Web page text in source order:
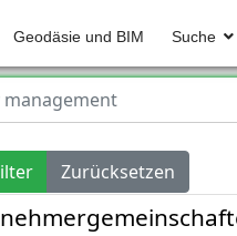
Geodäsie und BIM Suche
Zurücksetzen